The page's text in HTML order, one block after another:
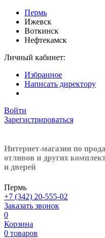
Пермь
Ижевск
Воткинск
Нефтекамск
Личный кабинет:
Избранное
Написать директору
Войти
Зарегистрироваться
Интернет-магазин по
отливов и других
и дверей
Пермь
+7 (342) 20-555-02
Заказать звонок
0
Корзина
0 товаров